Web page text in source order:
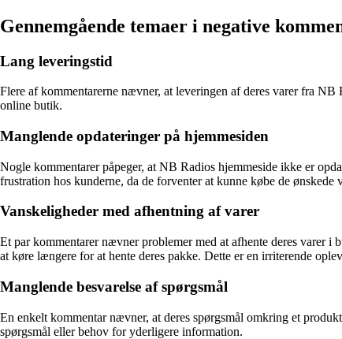
Gennemgående temaer i negative
Lang leveringstid
Flere af kommentarerne nævner, at leveringen af deres varer fra
online butik.
Manglende opdateringer på hjemmesiden
Nogle kommentarer påpeger, at NB Radios hjemmeside ikke er
frustration hos kunderne, da de forventer at kunne købe de
Vanskeligheder med afhentning af varer
Et par kommentarer nævner problemer med at afhente deres varer
at køre længere for at hente deres pakke. Dette er en irriterende
Manglende besvarelse af spørgsmål
En enkelt kommentar nævner, at deres spørgsmål omkring et
spørgsmål eller behov for yderligere information.